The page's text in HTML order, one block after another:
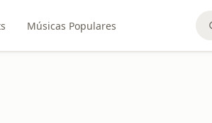
Músicas Populares